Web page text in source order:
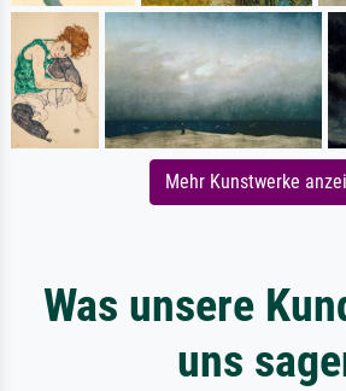
Mehr Kunstwerke
Was unsere
uns